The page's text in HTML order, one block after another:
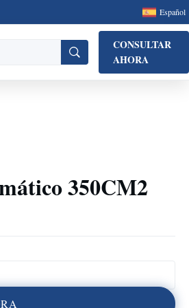
Español
CONSULTAR
AHORA
350CM2
RA